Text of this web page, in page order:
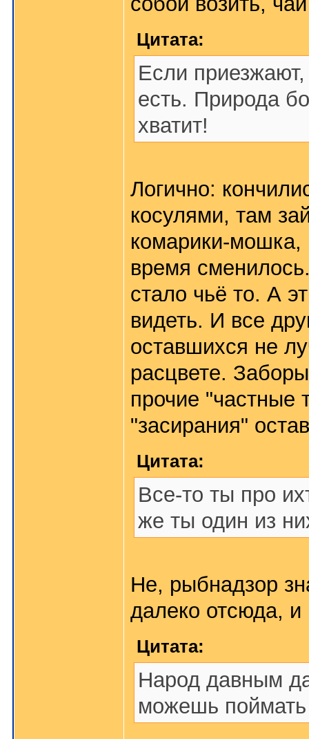
Цитата:
Если
есть. Природа
хватит!
Логично:
косулями, там
комарики-мошка,
время
стало чьё то. А
видеть. И все
оставшихся не
расцвете.
прочие "частные
"засирания"
Цитата:
Все-то ты про
же ты один из
Не, рыбнадзор
далеко отсюда, и
Цитата:
Народ давным
можешь поймать